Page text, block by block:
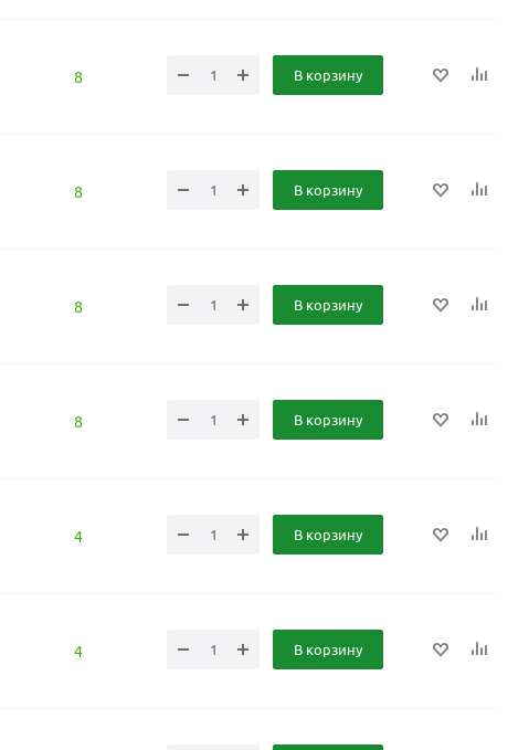
8 В корзину
8 В корзину
8 В корзину
8 В корзину
4 В корзину
4 В корзину